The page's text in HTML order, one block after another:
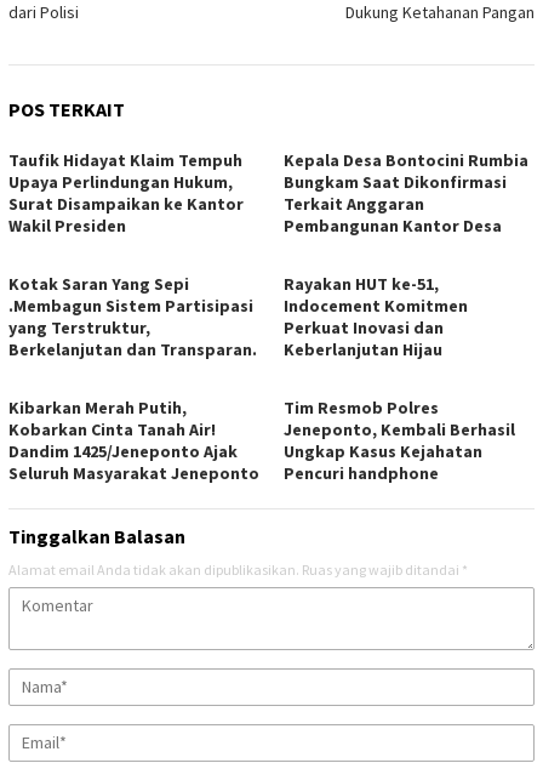
dari Polisi
Dukung Ketahanan Pangan
POS TERKAIT
Taufik Hidayat Klaim Tempuh
Upaya Perlindungan Hukum,
Surat Disampaikan ke Kantor
Wakil Presiden
Kepala Desa Bontocini Rumbia
Bungkam Saat Dikonfirmasi
Terkait Anggaran
Pembangunan Kantor Desa
Kotak Saran Yang Sepi
.Membagun Sistem Partisipasi
yang Terstruktur,
Berkelanjutan dan Transparan.
Rayakan HUT ke-51,
Indocement Komitmen
Perkuat Inovasi dan
Keberlanjutan Hijau
Kibarkan Merah Putih,
Kobarkan Cinta Tanah Air!
Dandim 1425/Jeneponto Ajak
Seluruh Masyarakat Jeneponto
Tim Resmob Polres
Jeneponto, Kembali Berhasil
Ungkap Kasus Kejahatan
Pencuri handphone
Tinggalkan Balasan
Alamat email Anda tidak akan dipublikasikan. Ruas yang wajib ditandai *